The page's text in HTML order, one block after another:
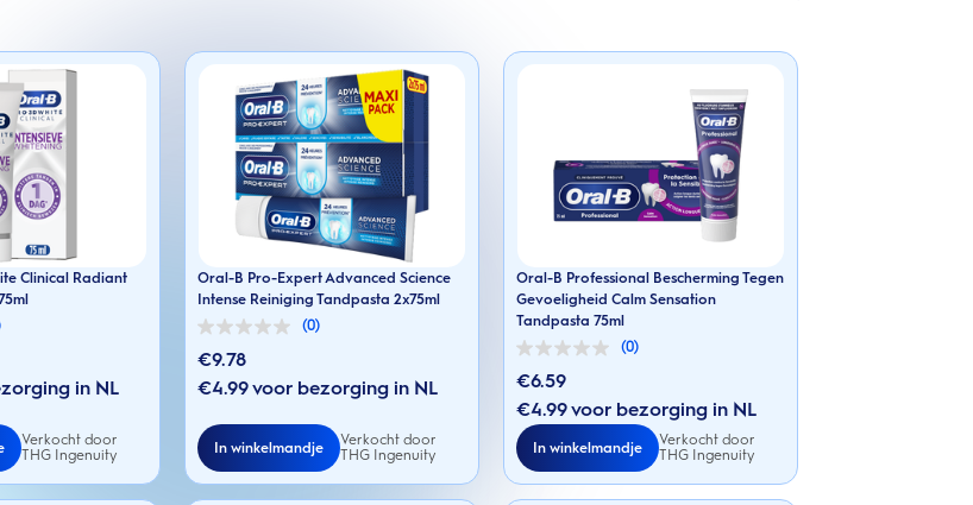
Clinical Radiant
in NL
Verkocht door
THG Ingenuity
Oral-B Pro-Expert Advanced Science
Intense Reiniging Tandpasta 2x75ml
(0)
0.0
van
de
5
€9.78
€4.99 voor bezorging in NL
In winkelmandje
Verkocht door
THG Ingenuity
Oral-B Professional Bescherming Tegen
Gevoeligheid Calm Sensation
Tandpasta 75ml
(0)
0.0
van
de
5
sterren.
€6.59
€4.99 voor bezorging in NL
In winkelmandje
Verkocht door
THG Ingenuity